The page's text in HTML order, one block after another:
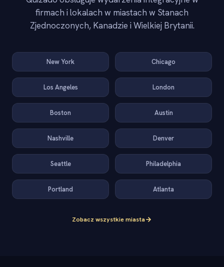
firmach i lokalach w miastach w Stanach
Zjednoczonych, Kanadzie i Wielkiej Brytanii.
New York Chicago
Los Angeles London
Boston Austin
Nashville Denver
Seattle Philadelphia
Portland Atlanta
Zobacz wszystkie miasta